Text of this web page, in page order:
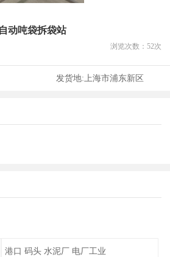
动吨袋拆袋站
浏览次数： 52次
发货地: 上海市浦东新区
港口 码头 水泥厂 电厂工业